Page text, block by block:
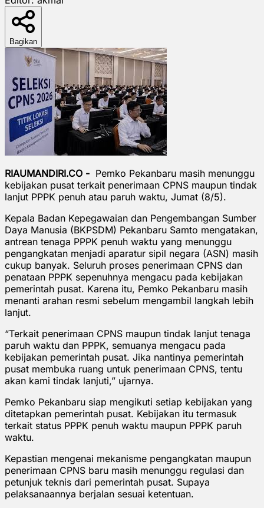
Bagikan
RIAUMANDIRI.CO - Pemko Pekanbaru masih menunggu
kebijakan pusat terkait penerimaan CPNS maupun tindak
lanjut PPPK penuh atau paruh waktu, Jumat (8/5).
Kepala Badan Kepegawaian dan Pengembangan Sumber
Daya Manusia (BKPSDM) Pekanbaru Samto mengatakan,
antrean tenaga PPPK penuh waktu yang menunggu
pengangkatan menjadi aparatur sipil negara (ASN) masih
cukup banyak. Seluruh proses penerimaan CPNS dan
penataan PPPK sepenuhnya mengacu pada kebijakan
pemerintah pusat. Karena itu, Pemko Pekanbaru masih
menanti arahan resmi sebelum mengambil langkah lebih
lanjut.
“Terkait penerimaan CPNS maupun tindak lanjut tenaga
paruh waktu dan PPPK, semuanya mengacu pada
kebijakan pemerintah pusat. Jika nantinya pemerintah
pusat membuka ruang untuk penerimaan CPNS, tentu
akan kami tindak lanjuti,” ujarnya.
Pemko Pekanbaru siap mengikuti setiap kebijakan yang
ditetapkan pemerintah pusat. Kebijakan itu termasuk
terkait status PPPK penuh waktu maupun PPPK paruh
waktu.
Kepastian mengenai mekanisme pengangkatan maupun
penerimaan CPNS baru masih menunggu regulasi dan
petunjuk teknis dari pemerintah pusat. Supaya
pelaksanaannya berjalan sesuai ketentuan.